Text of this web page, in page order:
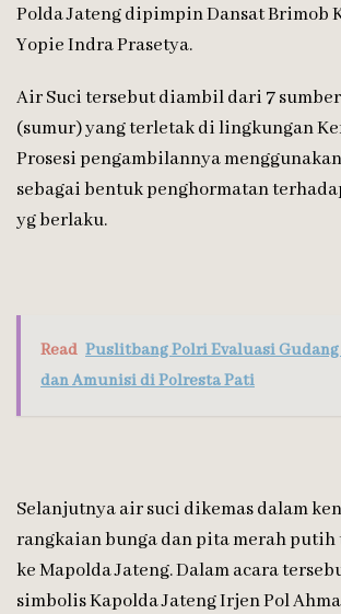
Polda Jateng dipimpin Dansat Brimob
Yopie Indra Prasetya.
Air Suci tersebut diambil dari 7
(sumur) yang terletak di lingkungan
Prosesi pengambilannya
sebagai bentuk penghormatan
yg berlaku.
Read Puslitbang Polri Evaluasi
dan Amunisi di Polresta Pati
Selanjutnya air suci dikemas dalam
rangkaian bunga dan pita merah
ke Mapolda Jateng. Dalam acara
simbolis Kapolda Jateng Irjen Pol